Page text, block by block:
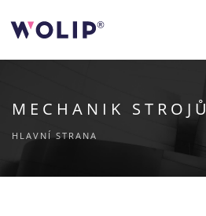
MECHANIK STROJŮ
HLAVNÍ STRANA